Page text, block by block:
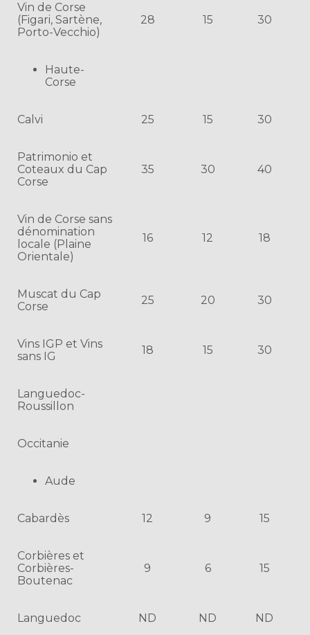
Vin de Corse
(Figari, Sartène,
Porto-Vecchio)
28 15 30
Haute-
Corse
Calvi 25 15 30
Patrimonio et
Coteaux du Cap
Corse
35 30 40
Vin de Corse sans
dénomination
locale (Plaine
Orientale)
16 12 18
Muscat du Cap
Corse
25 20 30
Vins IGP et Vins
sans IG
18 15 30
Languedoc-
Roussillon
Occitanie
Aude
Cabardès 12 9 15
Corbières et
Corbières-
Boutenac
9 6 15
Languedoc ND ND ND